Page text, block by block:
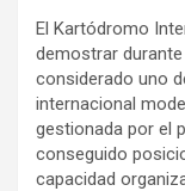
El Kartódromo
demostrar
considerado uno
internacional
gestionada por el
conseguido
capacidad